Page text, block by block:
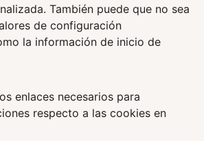
También puede que no sea
de configuración
la información de inicio de
enlaces necesarios para
respecto a las cookies en